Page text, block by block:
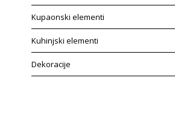
Kupaonski elementi
Kuhinjski elementi
Dekoracije